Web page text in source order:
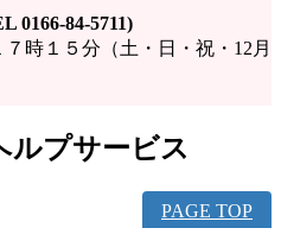
0166-84-5711)
時１５分（土・日・祝・12月
ルプサービス
PAGE TOP